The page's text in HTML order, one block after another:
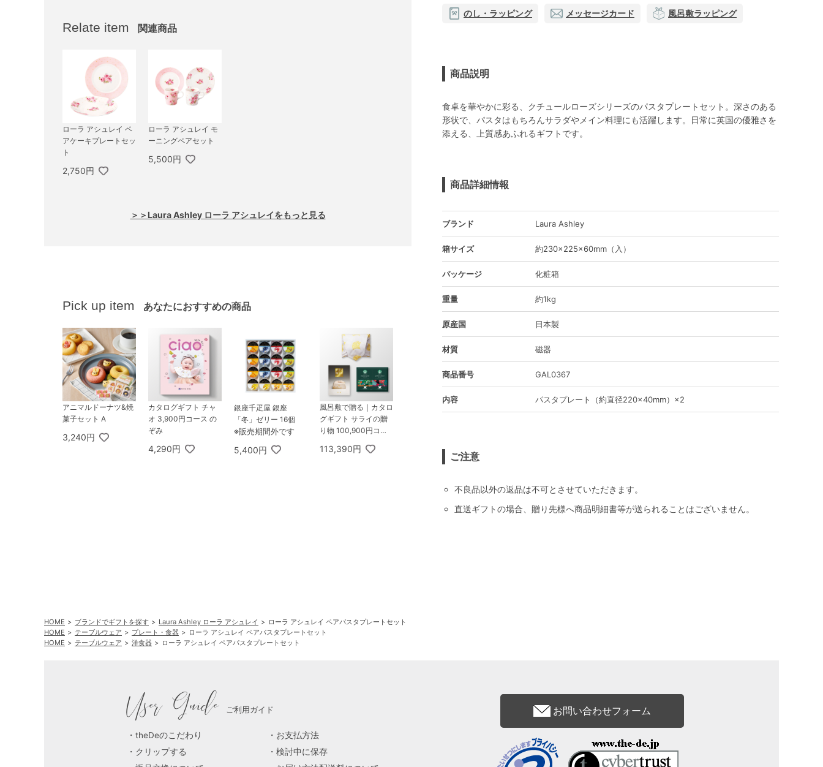
Relate item 関連商品
ローラ アシュレイ ペ
アケーキプレートセッ
ト
2,750円
ローラ アシュレイ モ
ーニングペアセット
5,500円
＞＞Laura Ashley ローラ アシュレイをもっと見る
Pick up item あなたにおすすめの商品
アニマルドーナツ&焼
菓子セット A
3,240円
カタログギフト チャ
オ 3,900円コース の
ぞみ
4,290円
銀座千疋屋 銀座
「冬」ゼリー 16個
※販売期間外です
5,400円
風呂敷で贈る｜カタロ
グギフト サライの贈
り物 100,900円コー
クス オリガミ パーソ
113,390円
のし・ラッピング メッセージカード 風呂敷ラッピング
商品説明
食卓を華やかに彩る、クチュールローズシリーズのパスタプレートセット。深さのある
形状で、パスタはもちろんサラダやメイン料理にも活躍します。日常に英国の優雅さを
添える、上質感あふれるギフトです。
商品詳細情報
ブランド Laura Ashley
箱サイズ 約230×225×60mm（入）
パッケージ 化粧箱
重量 約1kg
原産国 日本製
材質 磁器
商品番号 GAL0367
内容 パスタプレート（約直径220×40mm）×2
ご注意
不良品以外の返品は不可とさせていただきます。
直送ギフトの場合、贈り先様へ商品明細書等が送られることはございません。
HOME ブランドでギフトを探す Laura Ashley ローラ アシュレイ
ローラ アシュレイ ペアパスタプレートセット
HOME
テーブルウェア プレート・食器
ローラ アシュレイ ペアパスタプレートセット
HOME
テーブルウェア 洋食器 ローラ アシュレイ ペアパスタプレートセット
User Guide ご利用ガイド
theDeのこだわり
お支払方法
クリップする
検討中に保存
お問い合わせフォーム